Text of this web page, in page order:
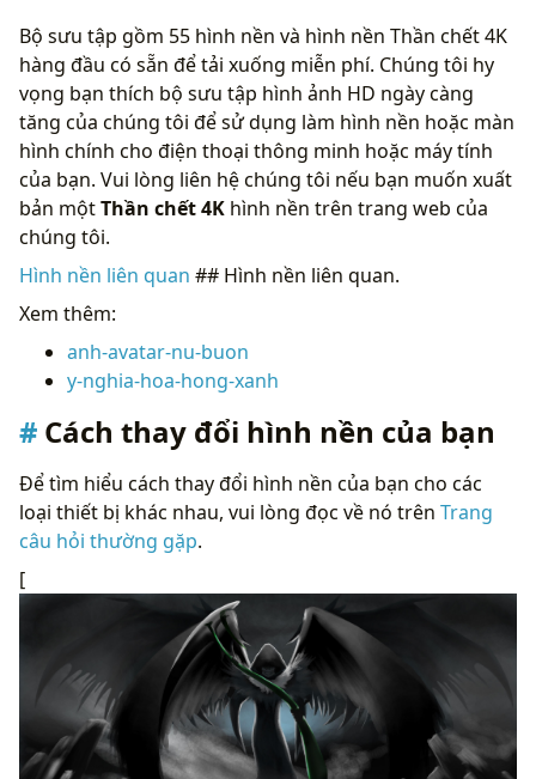
Bộ sưu tập gồm 55 hình nền và hình nền Thần chết 4K
hàng đầu có sẵn để tải xuống miễn phí. Chúng tôi hy
vọng bạn thích bộ sưu tập hình ảnh HD ngày càng
tăng của chúng tôi để sử dụng làm hình nền hoặc màn
hình chính cho điện thoại thông minh hoặc máy tính
của bạn. Vui lòng liên hệ chúng tôi nếu bạn muốn xuất
bản mộtThần chết 4K hình nền trên trang web của
chúng tôi.
Hình nền liên quan ## Hình nền liên quan.
Xem thêm:
anh-avatar-nu-buon
y-nghia-hoa-hong-xanh
Cách thay đổi hình nền của bạn
Để tìm hiểu cách thay đổi hình nền của bạn cho các
loại thiết bị khác nhau, vui lòng đọc về nó trên Trang
câu hỏi thường gặp.
[